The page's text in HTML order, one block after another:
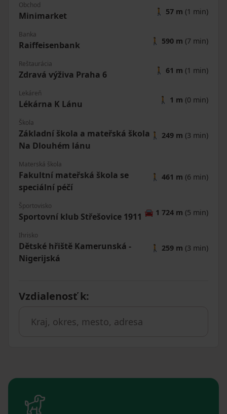
Obchod
Minimarket 🚶 57 m (1 min)
Banka
Raiffeisenbank 🚶 590 m (7 min)
Reštaurácia
Zdravá výživa Praha 6 🚶 61 m (1 min)
Lekáreň
Lékárna K Lánu 🚶 1 m (0 min)
Škola
Základní škola a mateřská škola
Na Dlouhém lánu
🚶 249 m (3 min)
Materská škola
Fakultní mateřská škola se
speciální péčí
🚶 461 m (6 min)
Športovisko
Sportovní klub Střešovice 1911 🚘 1 724 m (5 min)
Ihrisko
Dětské hřiště Kamerunská -
Nigerijská
🚶 259 m (3 min)
Vzdialenosť k: